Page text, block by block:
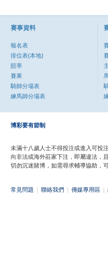
賽事資料
報名表
排位表(本地)
賠率
賽果
騎師分場表
練馬師分場表
博彩要有節制
未滿十八歲人士不得投注或進入可投注
向非法或海外莊家下注，即屬違法，
切勿沉迷賭博，如需尋求輔導協助，
常見問題 聯絡我們 傳媒專用區